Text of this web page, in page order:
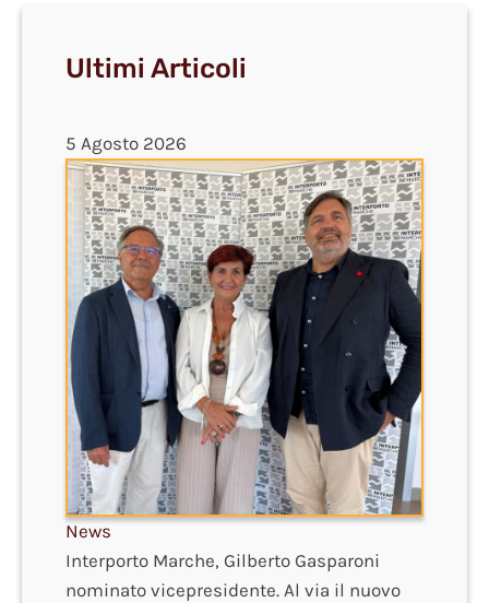
Ultimi Articoli
5 Agosto 2026
News
Interporto Marche, Gilberto Gasparoni
nominato vicepresidente. Al via il nuovo